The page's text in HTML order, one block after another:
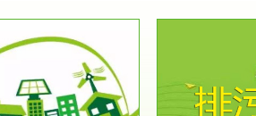
服务范围